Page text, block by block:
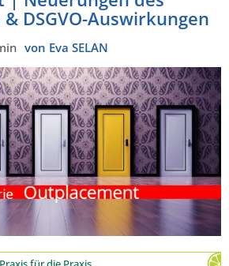
DSGVO-Auswirkungen
von Eva SELAN